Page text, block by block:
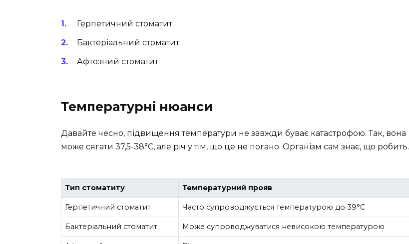
Герпетичний стоматит
Бактеріальний стоматит
Афтозний стоматит
Температурні нюанси
Давайте чесно, підвищення температури не завжди буває катастрофою. Так, вона
може сягати 37,5-38°C, але річ у тім, що це не погано. Організм сам знає, що робить.
Тип стоматиту Температурний прояв
Герпетичний стоматит Часто супроводжується температурою до 39°C
Бактеріальний стоматит Може супроводжуватися невисокою температурою